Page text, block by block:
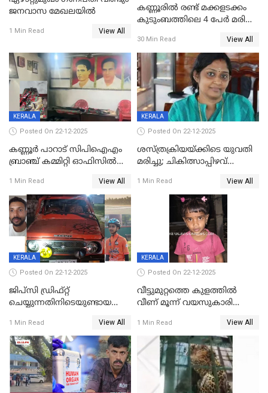
ജനവാസ മേഖലയിൽ
1 Min Read View All
കണ്ണൂരിൽ രണ്ട് മക്കളടക്കം
കുടുംബത്തിലെ 4 പേർ മരിച്ച
30 Min Read View All
KERALA
Posted On 22-12-2025
കണ്ണൂർ പാറാട് സിപിഐഎം
ബ്രാഞ്ച് കമ്മിറ്റി ഓഫിസിൽ
ചിത്രങ്ങളടക്കം കത്തിയ
നിലയിൽ
1 Min Read View All
KERALA
Posted On 22-12-2025
ശസ്ത്രക്രിയയ്‌ക്കിടെ യുവതി
മരിച്ചു; ചികിത്സാപ്പിഴവ്
സംഭവം മാവേലിക്കരയിൽ
1 Min Read View All
KERALA
Posted On 22-12-2025
ജിപ്സി ഡ്രിഫ്റ്റ്
ചെയ്യുന്നതിനിടെയുണ്ടായ
ദാരുണാന്ത്യം; ജീപ്സി
ഓടിച്ചയാൾ അറസ്റ്റിൽ.
1 Min Read View All
KERALA
Posted On 22-12-2025
വീട്ടുമുറ്റത്തെ കുളത്തിൽ
വീണ് മൂന്ന് വയസുകാരി
1 Min Read View All